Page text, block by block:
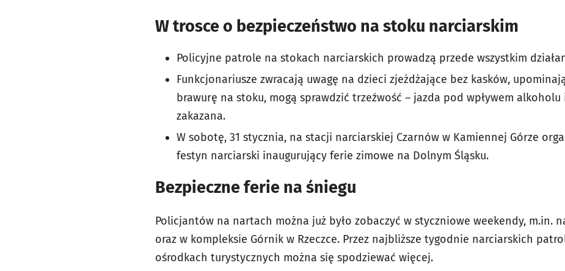
W trosce o bezpieczeństwo na stoku narciarskim
Policyjne patrole na stokach narciarskich prowadzą przede wszystkim
Funkcjonariusze zwracają uwagę na dzieci zjeżdżające bez kasków,
brawurę na stoku, mogą sprawdzić trzeźwość – jazda pod wpływem
zakazana.
W sobotę, 31 stycznia, na stacji narciarskiej Czarnów w Kamiennej Górze
festyn narciarski inaugurujący ferie zimowe na Dolnym Śląsku.
Bezpieczne ferie na śniegu
Policjantów na nartach można już było zobaczyć w styczniowe weekendy, m.in.
oraz w kompleksie Górnik w Rzeczce. Przez najbliższe tygodnie narciarskich
ośrodkach turystycznych można się spodziewać więcej.